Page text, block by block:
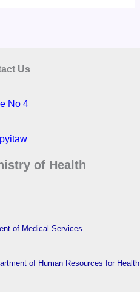
Us
No 4
of Health
of Medical Services
of Human Resources for Health